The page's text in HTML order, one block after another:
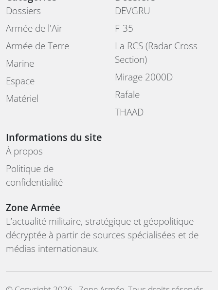
Dossiers
Armée de l'Air
Armée de Terre
Marine
Espace
Matériel
DEVGRU
F-35
La RCS (Radar Cross
Section)
Mirage 2000D
Rafale
THAAD
Informations du site
À propos
Politique de
confidentialité
Zone Armée
L’actualité militaire, stratégique et géopolitique
décryptée à partir de sources spécialisées et de
médias internationaux.